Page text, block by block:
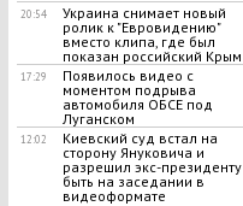
20:54
Украина снимает новый
ролик к "Евровидению"
вместо клипа, где был
показан российский Крым
17:29
Появилось видео с
моментом подрыва
автомобиля ОБСЕ под
Луганском
12:02
Киевский суд встал на
сторону Януковича и
разрешил экс-президенту
быть на заседании в
видеоформате